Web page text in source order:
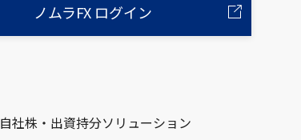
ノムラFX ログイン
自社株・出資持分ソリューション